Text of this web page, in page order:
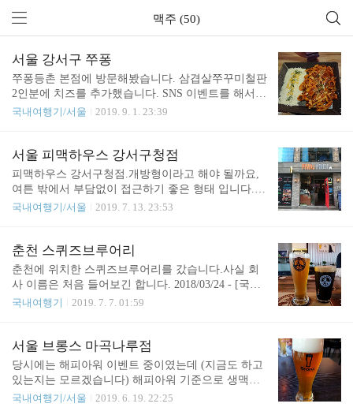
맥주 (50)
서울 강서구 쭈퐁
쭈퐁등촌 본점에 방문해봤습니다. 삼겹살쭈꾸미철판
2인분에 치즈를 추가했습니다. SNS 이벤트를 해서,
볶음밥 서비스를 받고 나니 배가 불렀습니다. 맛은
국내여행기/서울 2019. 9. 1. 23:39
서울 피맥하우스 강서구청점
피맥하우스 강서구청점.개방형이라고 해야 될까요,
여튼 밖에서 부담없이 접근하기 좋은 형태 입니다.세
트메뉴에 페퍼로니 추가한 형태로 주문했었는데,찍
며..사실 피자집 보다는 이탈리안 레스토랑 쪽이 느
낌적으로 와인하고 더 잘 맞는 느낌이긴 합니다만..
메뉴판에는 없는 맥주인데, 여튼 저렴하니 주문했습
과는 다릅니다. 그럼에도 불구하고, 애초에 잔 자체
맥주입니다. 맥주 맛은 상당히 괜찮았다고 생각합니
다.특히 저 가격이면, 추천할 정도는 되지 않나 싶네
요. 뒤쪽으로 보이는 맥주 탭들.주문한 피자가 나왔
습니다.토치를 ..
국내여행기/서울 2019. 7. 13. 23:53
춘천 스퀴즈브루어리
춘천에 위치한 스퀴즈브루어리를 갔습니다.사실 회
사 이름은 처음 들어보긴 합니다. 2018/03/24 - [국내
여행기/제주도] - 제주맥주 양조장 펍에서의 한 잔20
가본 적이 있었는데요, 여기는 결과적으로 제가 가본
곳 중에서는 맥파이 양조장 펍의 느낌을 받았습니다.
다만, 이해할 수 없는 것은, 양조장 펍인데, 어째서 다
팔린 게 있는가.. 입니다.양조장이면 계속 맥주 생산
이 되고, 결과적으로 매진이라는 단어 자체가 있을
국내여행기 2019. 7. 7. 01:59
서울 브롱스 마곡나루점
당시에는 해피아워 이벤트 중이였는데 (지금도 하고
있는지는 모르겠습니다) 해피아워 기준으로 생맥주
를 아주 저렴한 가격으로 즐기기 좋았습니다.무난한
국내여행기/서울 2019. 6. 19. 22:25